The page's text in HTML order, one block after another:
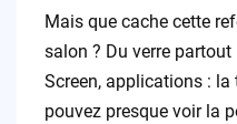
Mais que cache cette
salon ? Du verre partout
Screen, applications :
pouvez presque voir la